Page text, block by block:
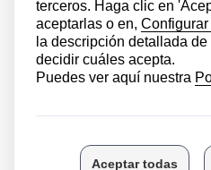
sabor como el aroma
obstruir la salida del café.
Te recomendamos
electrodoméstico cada
EcoDecalk podrás
entre otros modelos de